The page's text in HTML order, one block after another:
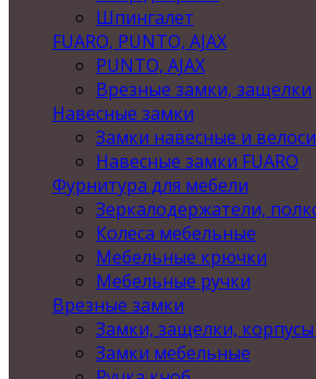
Шпингалет
FUARO, PUNTO, AJAX
PUNTO, AJAX
Врезные замки, защелки
Навесные замки
Замки навесные и
Навесные замки FUARO
Фурнитура для мебели
Зеркалодержатели,
Колеса мебельные
Мебельные крючки
Мебельные ручки
Врезные замки
Замки, защелки,
Замки мебельные